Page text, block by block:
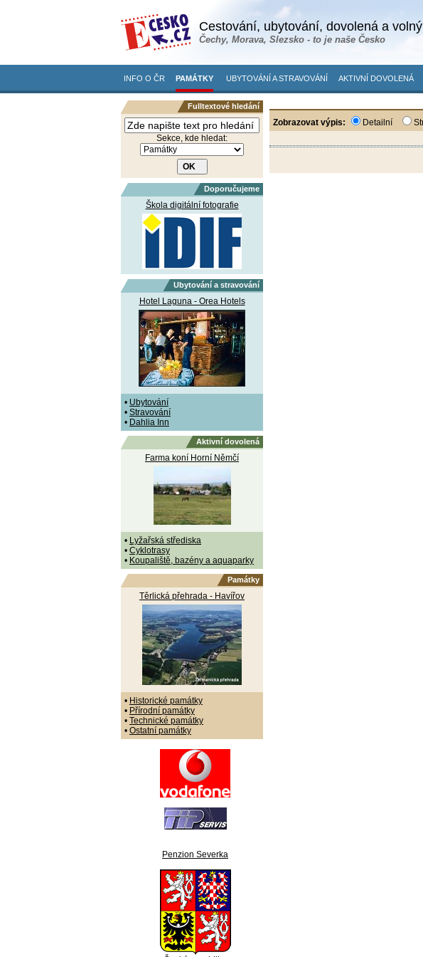
Cestování, ubytování, dovolená a
Čechy, Morava, Slezsko - to je naše Česko
INFO O ČR PAMÁTKY UBYTOVÁNÍ A STRAVOVÁNÍ AKTIVNÍ DOVOLENÁ
Fulltextové hledání
Sekce, kde hledat:
Doporučujeme
Škola digitální fotografie
Ubytování a stravování
Hotel Laguna - Orea Hotels
• Ubytování
• Stravování
• Dahlia Inn
Aktivní dovolená
Farma koní Horní Němčí
• Lyžařská střediska
• Cyklotrasy
• Koupaliště, bazény a aquaparky
Památky
Těrlická přehrada - Havířov
• Historické památky
• Přírodní památky
• Technické památky
• Ostatní památky
Penzion Severka
Zobrazovat výpis: Detailní